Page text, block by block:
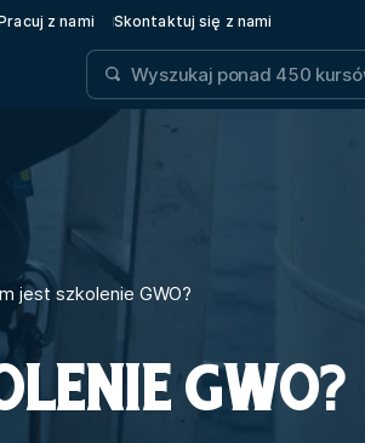
z nami Skontaktuj się z nami
jest szkolenie GWO?
GWO?